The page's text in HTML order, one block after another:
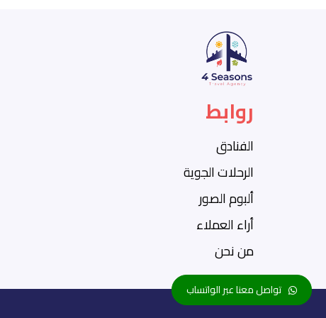
روابط
الفنادق
الرحلات الجوية
ألبوم الصور
أراء العملاء
من نحن
تواصل معنا عبر الواتساب